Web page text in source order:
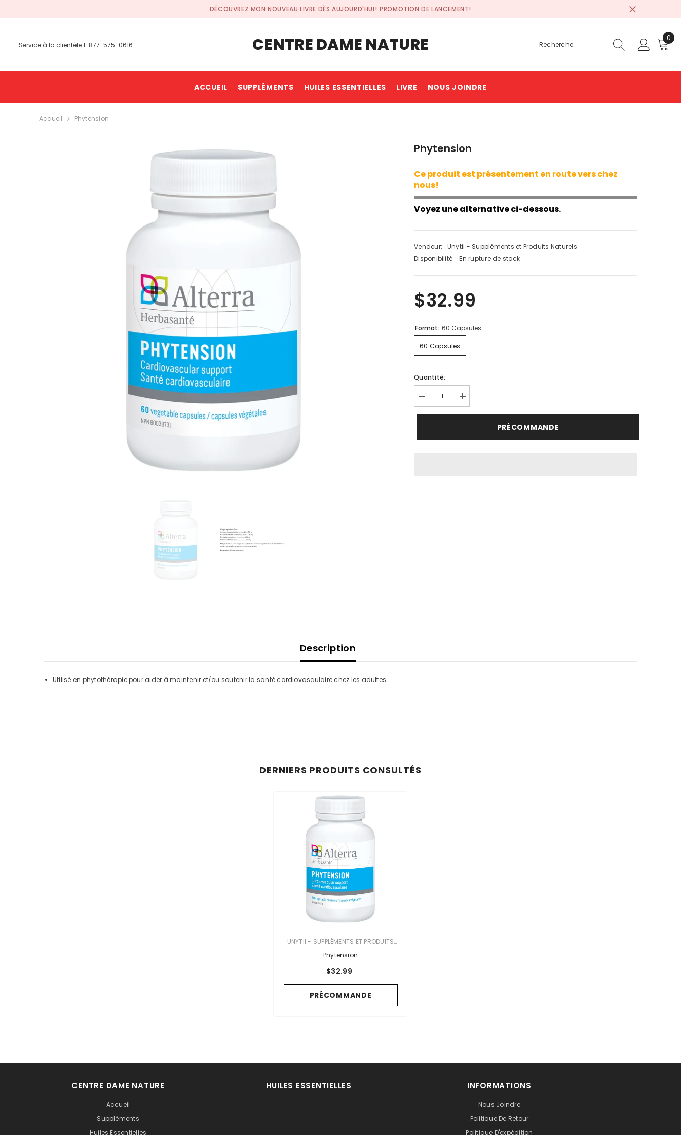
DÉCOUVREZ MON NOUVEAU LIVRE DÈS AUJOURD'HUI! PROMOTION DE LANCEMENT!
Service à la clientèle 1-877-575-0616 CENTRE DAME NATURE 0
0
ACCUEIL SUPPLÉMENTS HUILES ESSENTIELLES LIVRE NOUS JOINDRE
Accueil Phytension
Phytension
Ce produit est présentement en route vers chez
nous!
Voyez une alternative ci-dessous.
Vendeur:
Unytii - Suppléments et Produits Naturels
Disponibilité:
En rupture de stock
$32.99
Format: 60 Capsules
60 Capsules
Quantité:
Diminuer
la
quantité
Augmenter
la
quantité
PRÉCOMMANDE
Description
Utilisé en phytothérapie pour aider à maintenir et/ou soutenir la santé cardiovasculaire chez les adultes.
DERNIERS PRODUITS CONSULTÉS
VENDOR:
UNYTII - SUPPLÉMENTS ET PRODUITS
NATURELS
Phytension
$32.99
PRÉCOMMANDE
CENTRE DAME NATURE
Accueil
Suppléments
Huiles Essentielles
HUILES ESSENTIELLES INFORMATIONS
Nous Joindre
Politique De Retour
Politique D'expédition